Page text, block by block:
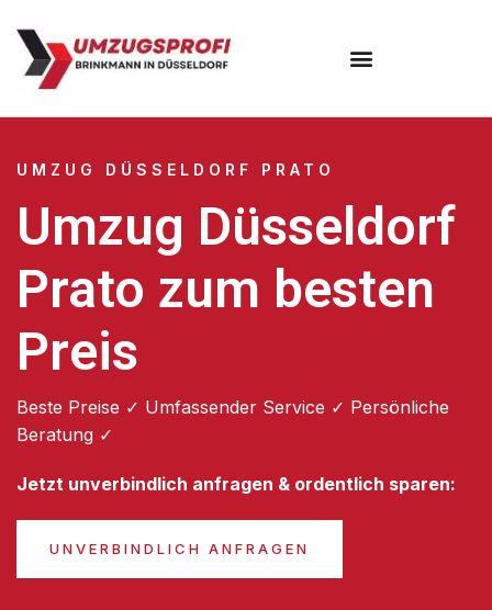
UMZUG DÜSSELDORF PRATO
Umzug Düsseldorf
Prato zum besten
Preis
Beste Preise ✓ Umfassender Service ✓ Persönliche
Beratung ✓
Jetzt unverbindlich anfragen & ordentlich sparen:
UNVERBINDLICH ANFRAGEN